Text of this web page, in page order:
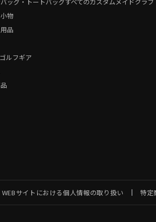
物
品
ルフギア
WEBサイトにおける個人情報の取り扱い 特定